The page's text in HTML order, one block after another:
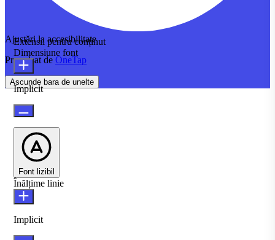
Ajustări la accesibilitate
Propulsat de OneTap
Ascunde bara de unelte
Extensii pentru conținut
Dimensiune font
Implicit
Font lizibil
Înălțime linie
Implicit